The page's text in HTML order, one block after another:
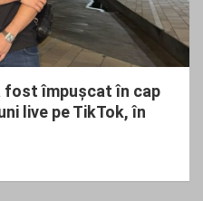
fost împușcat în cap
live pe TikTok, în